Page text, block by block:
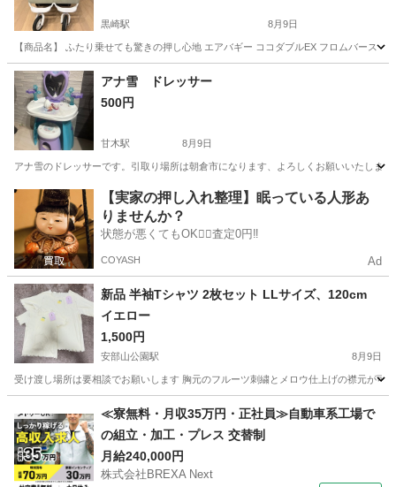
黒崎駅 8月9日
【商品名】 ふたり乗せても驚きの押し心地 エアバギー ココダブルEX フロムバース
福岡 北九州市 黒崎駅 ベビー用品
アナ雪 ドレッサー
500円
甘木駅 8月9日
アナ雪のドレッサーです。引取り場所は朝倉市になります、よろしくお願いいたします
福岡 朝倉市 甘木駅 ベビー用品
【実家の押し入れ整理】眠っている人形あ
りませんか？
状態が悪くてもOK🙆‍♀️査定0円‼️
COYASH Ad
新品 半袖Tシャツ 2枚セット LLサイズ、120cm
イエロー
1,500円
安部山公園駅 8月9日
受け渡し場所は要相談でお願いします 胸元のフルーツ刺繍とメロウ仕上げの襟元が
安部山公園駅 キッズ用品
≪寮無料・月収35万円・正社員≫自動車系工場で
の組立・加工・プレス 交替制
月給240,000円
株式会社BREXA Next